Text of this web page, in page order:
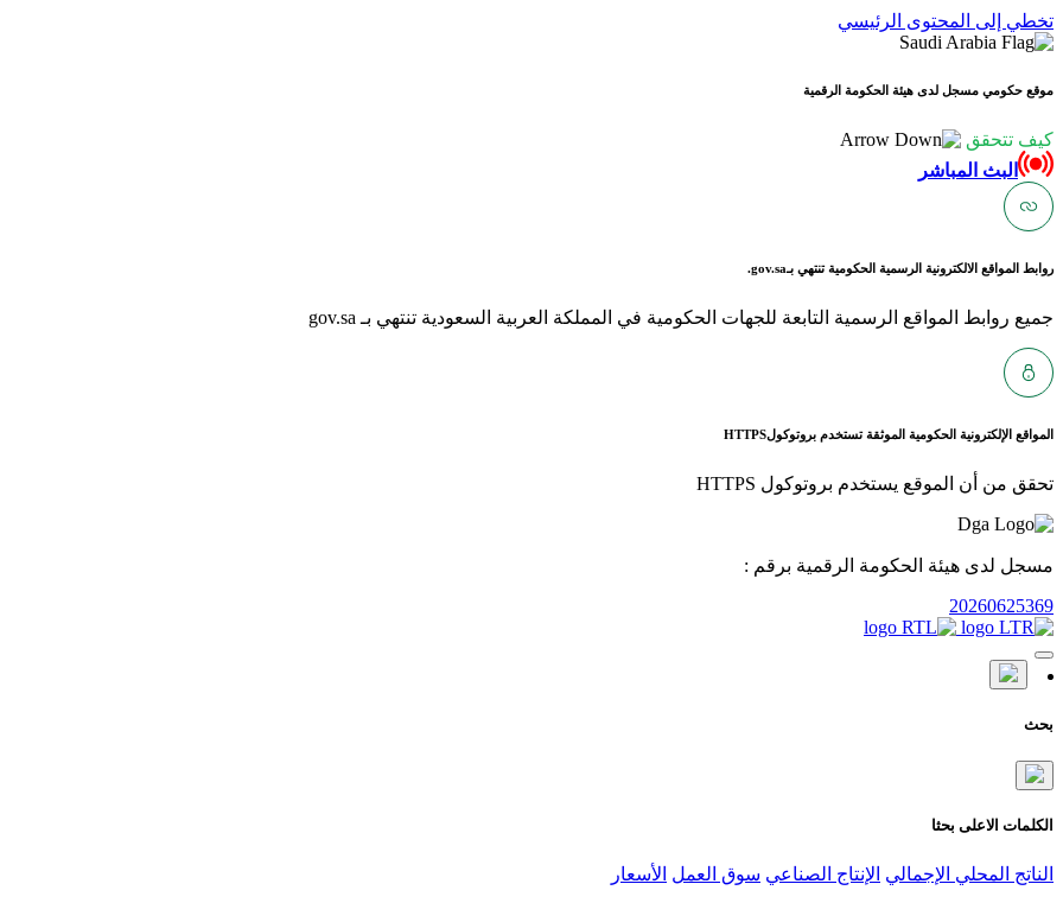
تخطي إلى المحتوى الرئيسي
موقع حكومي مسجل لدى هيئة الحكومة الرقمية
كيف تتحقق
البث المباشر
روابط المواقع الالكترونية الرسمية الحكومية تنتهي بـgov.sa.
جميع روابط المواقع الرسمية التابعة للجهات الحكومية في المملكة العربية السعودية تنتهي بـ gov.sa
المواقع الإلكترونية الحكومية الموثقة تستخدم بروتوكولHTTPS
تحقق من أن الموقع يستخدم بروتوكول HTTPS
مسجل لدى هيئة الحكومة الرقمية برقم :
20260625369
بحث
الكلمات الاعلى بحثا
الناتج المحلي الإجمالي الإنتاج الصناعي سوق العمل الأسعار